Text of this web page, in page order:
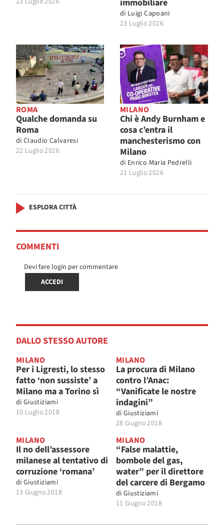
immobiliare
di Luigi Capoani
23 Luglio 2026
ROMA
Qualche domanda su
Roma
di Claudio Calvaresi
22 Luglio 2026
MILANO
Chi è Andy Burnham e
cosa c’entra il
manchesterismo con
Milano
di Enrico Maria Pedrelli
21 Luglio 2026
ESPLORA CITTÀ
COMMENTI
Devi fare login per commentare
ACCEDI
DALLO STESSO AUTORE
MILANO
Per i Ligresti, lo stesso
fatto ‘non sussiste’ a
Milano ma a Torino sì
di Giustiziami
10 Luglio 2018
MILANO
La procura di Milano
contro l’Anac:
“Vanificate le nostre
indagini”
di Giustiziami
28 Giugno 2018
MILANO
Il no dell’assessore
milanese al tentativo di
corruzione ‘romana’
di Giustiziami
13 Giugno 2018
MILANO
“False malattie,
bombole del gas,
water” per il direttore
del carcere di Bergamo
di Giustiziami
11 Giugno 2018